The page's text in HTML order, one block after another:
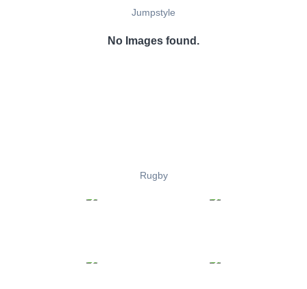
Jumpstyle
No Images found.
Rugby